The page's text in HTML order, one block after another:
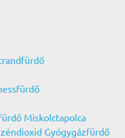
Miskolctapolca
Gyógygázfürdő